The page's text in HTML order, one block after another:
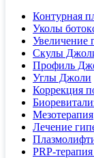
Контурная
Уколы
Увеличение
Скулы
Профиль
Углы Джоли
Коррекция
Мезотерапия
Лечение
PRP-